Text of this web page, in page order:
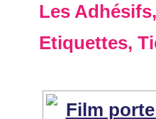
Les
Etiquettes,